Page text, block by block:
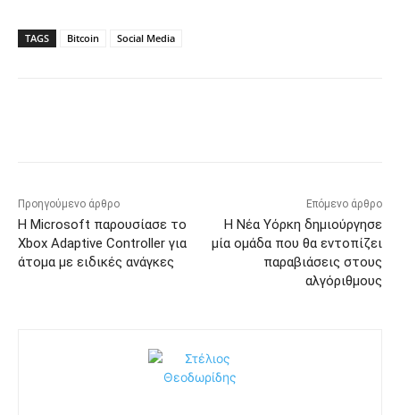
TAGS Bitcoin Social Media
Προηγούμενο άρθρο
Η Microsoft παρουσίασε το
Xbox Adaptive Controller για
άτομα με ειδικές ανάγκες
Επόμενο άρθρο
Η Νέα Υόρκη δημιούργησε
μία ομάδα που θα εντοπίζει
παραβιάσεις στους
αλγόριθμους